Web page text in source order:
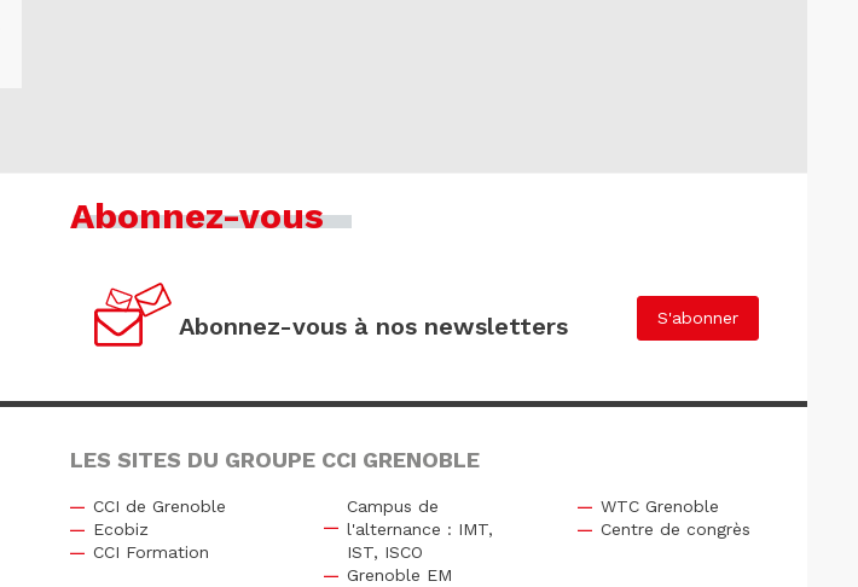
Abonnez-vous
Abonnez-vous à nos newsletters S'abonner
LES SITES DU GROUPE CCI GRENOBLE
CCI de Grenoble
Ecobiz
CCI Formation
Campus de
l'alternance : IMT,
IST, ISCO
Grenoble EM
WTC Grenoble
Centre de congrès